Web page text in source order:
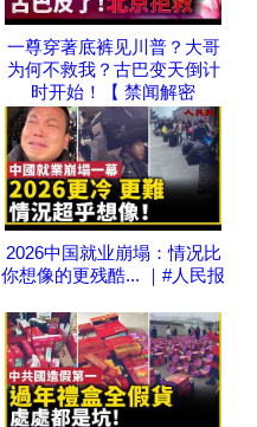
一尊穿著底裤见川普？大哥
为何不救我？古巴变天倒计
时开始！【 禁闻解密
2026中国就业崩塌：情况比
你想像的更残酷... ｜#人民报